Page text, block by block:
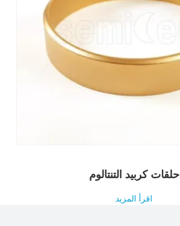
حلقات كربيد التنتالوم
اقرأ المزيد